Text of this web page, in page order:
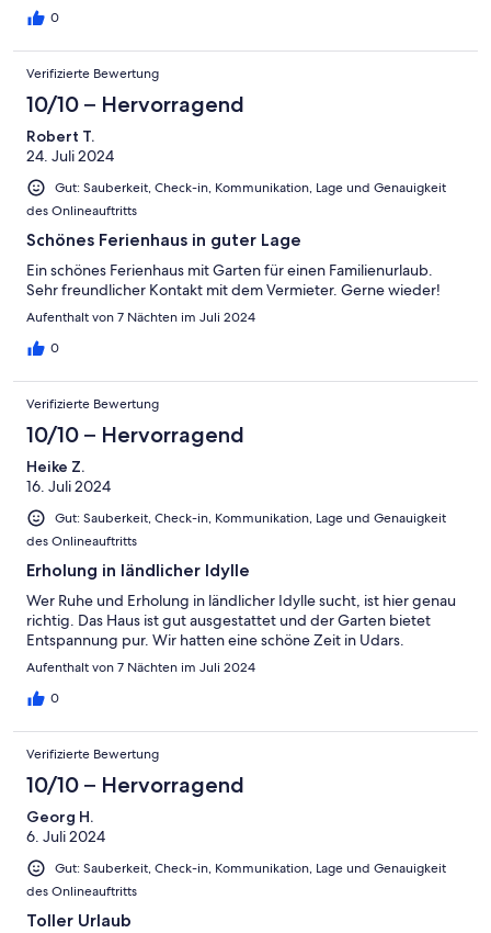
gerne wieder;)))
0
Verifizierte Bewertung
10/10 – Hervorragend
Robert T.
24. Juli 2024
Gut: Sauberkeit, Check-in, Kommunikation, Lage und Genauigkeit
des Onlineauftritts
Schönes Ferienhaus in guter Lage
Ein schönes Ferienhaus mit Garten für einen Familienurlaub.
Sehr freundlicher Kontakt mit dem Vermieter. Gerne wieder!
Aufenthalt von 7 Nächten im Juli 2024
0
Verifizierte Bewertung
10/10 – Hervorragend
Heike Z.
16. Juli 2024
Gut: Sauberkeit, Check-in, Kommunikation, Lage und Genauigkeit
des Onlineauftritts
Erholung in ländlicher Idylle
Wer Ruhe und Erholung in ländlicher Idylle sucht, ist hier genau
richtig. Das Haus ist gut ausgestattet und der Garten bietet
Entspannung pur. Wir hatten eine schöne Zeit in Udars.
Aufenthalt von 7 Nächten im Juli 2024
0
Verifizierte Bewertung
10/10 – Hervorragend
Georg H.
6. Juli 2024
Gut: Sauberkeit, Check-in, Kommunikation, Lage und Genauigkeit
des Onlineauftritts
Toller Urlaub